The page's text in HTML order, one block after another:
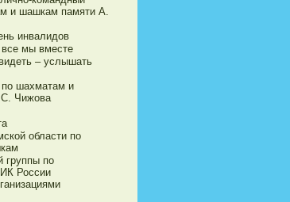
и шашкам памяти А.
инвалидов
мы вместе
– услышать
по шахматам и
Чижова
области по
группы по
России